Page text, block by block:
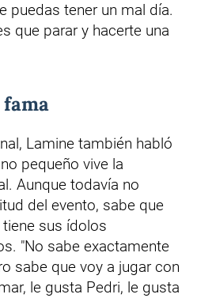
puedas tener un mal día.
que parar y hacerte una
fama
Lamine también habló
pequeño vive la
Aunque todavía no
del evento, sabe que
sus ídolos
"No sabe exactamente
sabe que voy a jugar con
le gusta Pedri, le gusta